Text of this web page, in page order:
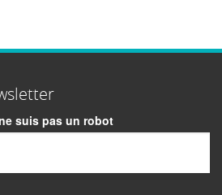
suis pas un robot